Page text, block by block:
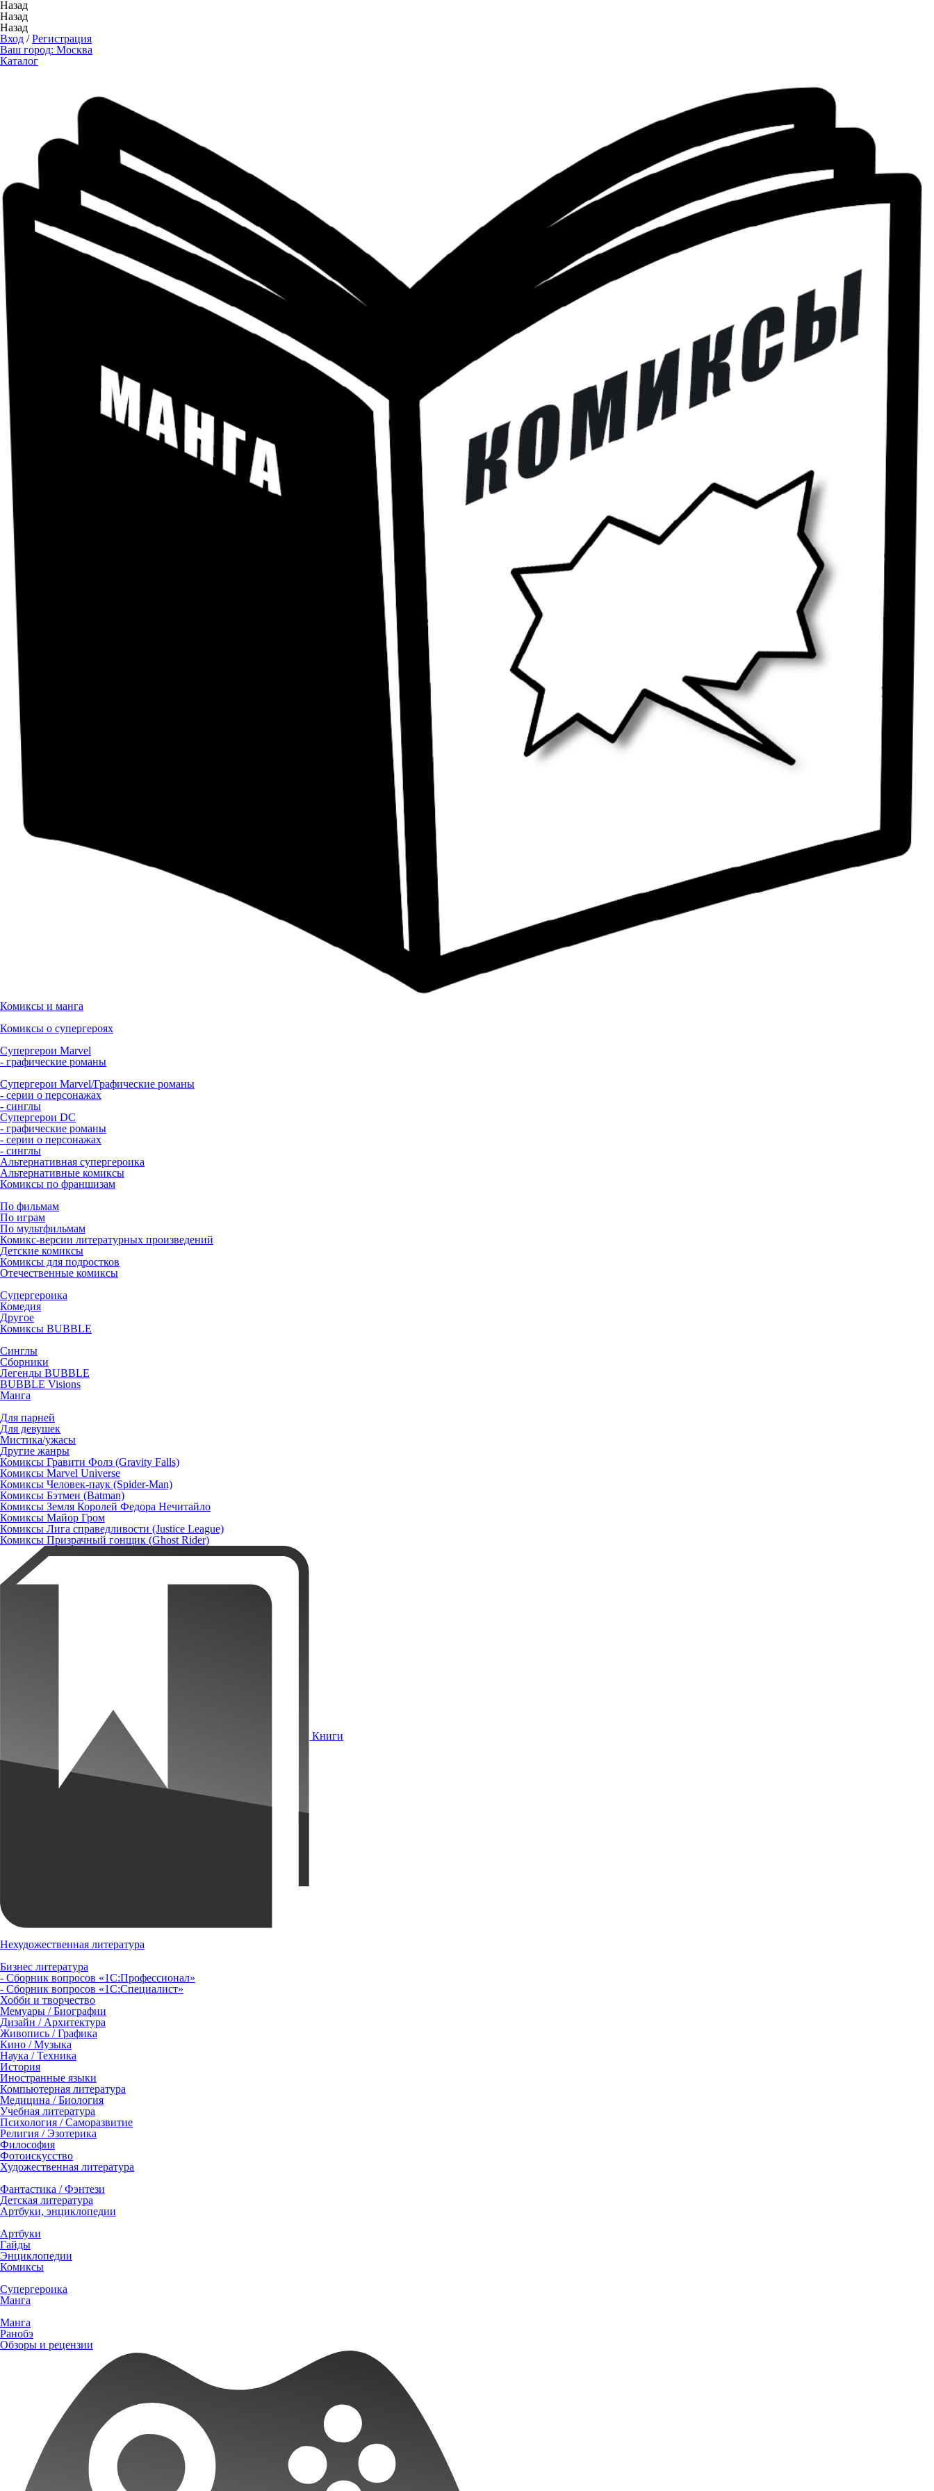
Назад
Назад
Назад
Вход /Регистрация
Ваш город: Москва
Каталог
Комиксы и манга
Комиксы о супергероях
Супергерои Marvel
- графические романы
Супергерои Marvel/Графические романы
- серии о персонажах
- синглы
Супергерои DC
- графические романы
- серии о персонажах
- синглы
Альтернативная супергероика
Альтернативные комиксы
Комиксы по франшизам
По фильмам
По играм
По мультфильмам
Комикс-версии литературных произведений
Детские комиксы
Комиксы для подростков
Отечественные комиксы
Супергероика
Комедия
Другое
Комиксы BUBBLE
Синглы
Сборники
Легенды BUBBLE
BUBBLE Visions
Манга
Для парней
Для девушек
Мистика/ужасы
Другие жанры
Комиксы Гравити Фолз (Gravity Falls)
Комиксы Marvel Universe
Комиксы Человек-паук (Spider-Man)
Комиксы Бэтмен (Batman)
Комиксы Земля Королей Федора Нечитайло
Комиксы Майор Гром
Комиксы Лига справедливости (Justice League)
Комиксы Призрачный гонщик (Ghost Rider)
Книги
Нехудожественная литература
Бизнес литература
- Сборник вопросов «1С:Профессионал»
- Сборник вопросов «1С:Специалист»
Хобби и творчество
Мемуары / Биографии
Дизайн / Архитектура
Живопись / Графика
Кино / Музыка
Наука / Техника
История
Иностранные языки
Компьютерная литература
Медицина / Биология
Учебная литература
Психология / Саморазвитие
Религия / Эзотерика
Философия
Фотоискусство
Художественная литература
Фантастика / Фэнтези
Детская литература
Артбуки, энциклопедии
Артбуки
Гайды
Энциклопедии
Комиксы
Супергероика
Манга
Манга
Ранобэ
Обзоры и рецензии